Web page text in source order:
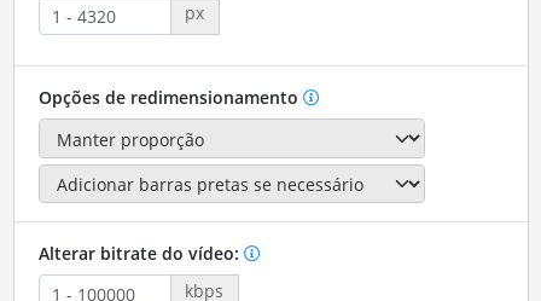
px
Opções de redimensionamento
Alterar bitrate do vídeo:
kbps